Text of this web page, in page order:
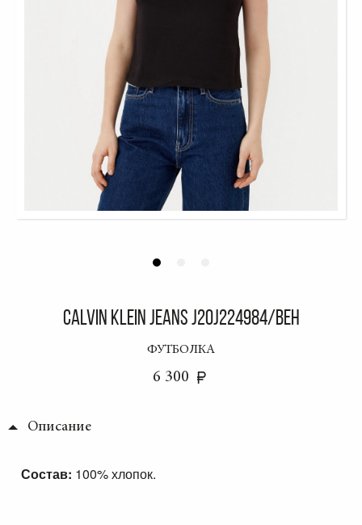
CALVIN KLEIN JEANS J20J224984/BEH
ФУТБОЛКА
6 300
Описание
Состав: 100% хлопок.